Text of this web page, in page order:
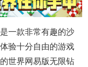
是一款非常有趣的沙
验十分自由的游戏
世界网易版无限钻